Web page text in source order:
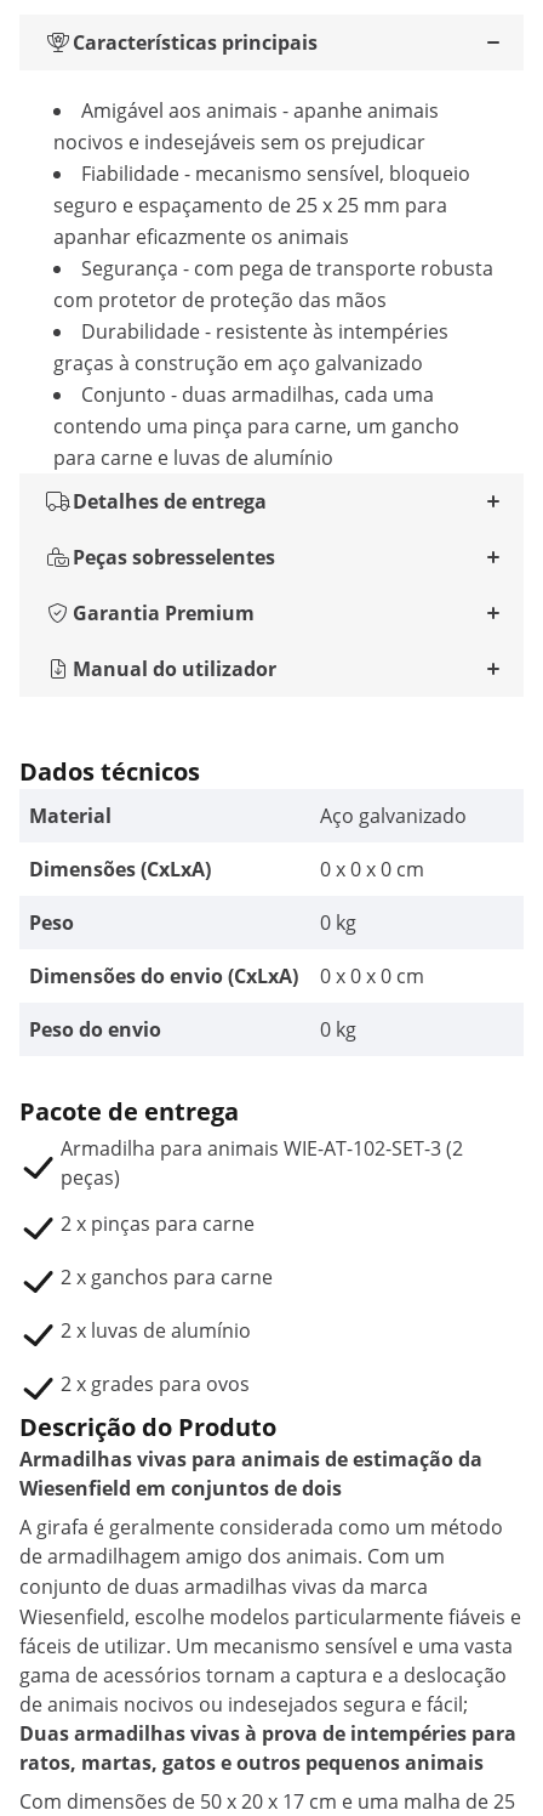
Características principais
Amigável aos animais - apanhe animais
nocivos e indesejáveis sem os prejudicar
Fiabilidade - mecanismo sensível, bloqueio
seguro e espaçamento de 25 x 25 mm para
apanhar eficazmente os animais
Segurança - com pega de transporte robusta
com protetor de proteção das mãos
Durabilidade - resistente às intempéries
graças à construção em aço galvanizado
Conjunto - duas armadilhas, cada uma
contendo uma pinça para carne, um gancho
para carne e luvas de alumínio
Detalhes de entrega
Peças sobresselentes
Garantia Premium
Manual do utilizador
Dados técnicos
Material
Aço galvanizado
Dimensões (CxLxA)
0 x 0 x 0 cm
Peso
0 kg
Dimensões do envio (CxLxA)
0 x 0 x 0 cm
Peso do envio
0 kg
Pacote de entrega
Armadilha para animais WIE-AT-102-SET-3 (2
peças)
2 x pinças para carne
2 x ganchos para carne
2 x luvas de alumínio
2 x grades para ovos
Descrição do Produto
Armadilhas vivas para animais de estimação da
Wiesenfield em conjuntos de dois
A girafa é geralmente considerada como um método
de armadilhagem amigo dos animais. Com um
conjunto de duas armadilhas vivas da marca
Wiesenfield, escolhe modelos particularmente fiáveis e
fáceis de utilizar. Um mecanismo sensível e uma vasta
gama de acessórios tornam a captura e a deslocação
de animais nocivos ou indesejados segura e fácil;
Duas armadilhas vivas à prova de intempéries para
ratos, martas, gatos e outros pequenos animais
Com dimensões de 50 x 20 x 17 cm e uma malha de 25